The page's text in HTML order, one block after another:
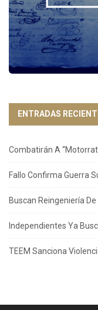
ENTRADAS
Combatirán A
Fallo Confirma Guerra
Buscan Reingeniería De
Independientes Ya
TEEM Sanciona